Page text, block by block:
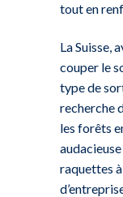
tout en
La Suisse,
couper le
type de
recherche
les forêts
raquettes